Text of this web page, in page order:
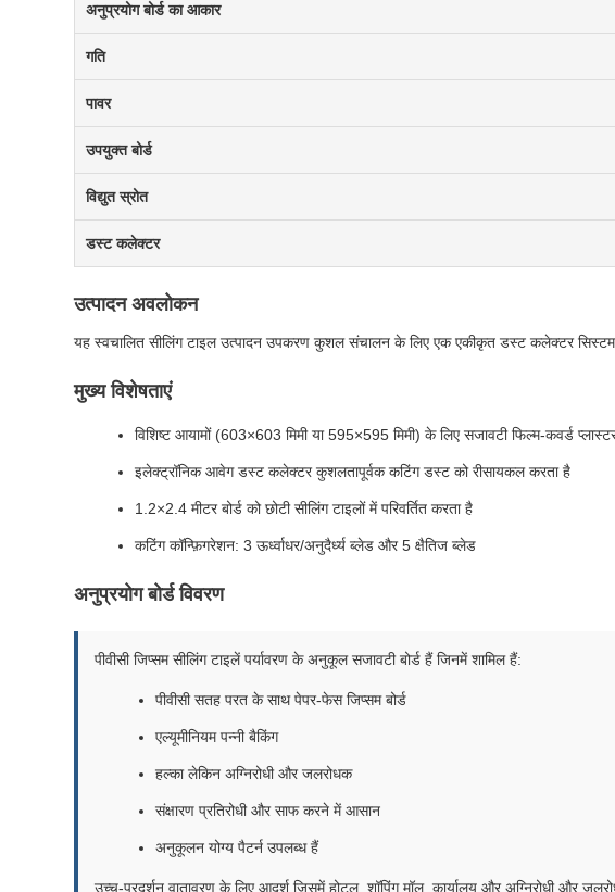
अनुप्रयोग बोर्ड का आकार
गति
पावर
उपयुक्त बोर्ड
विद्युत स्रोत
डस्ट कलेक्टर
उत्पादन अवलोकन
यह स्वचालित सीलिंग टाइल उत्पादन उपकरण कुशल संचालन के लिए एक एकीकृत डस्ट कलेक्टर सिस्टम
मुख्य विशेषताएं
विशिष्ट आयामों (603×603 मिमी या 595×595 मिमी) के लिए सजावटी फिल्म-कवर्ड
इलेक्ट्रॉनिक आवेग डस्ट कलेक्टर कुशलतापूर्वक कटिंग डस्ट को रीसायकल करता है
1.2×2.4 मीटर बोर्ड को छोटी सीलिंग टाइलों में परिवर्तित करता है
कटिंग कॉन्फ़िगरेशन: 3 ऊर्ध्वाधर/अनुदैर्ध्य ब्लेड और 5 क्षैतिज ब्लेड
अनुप्रयोग बोर्ड विवरण
पीवीसी जिप्सम सीलिंग टाइलें पर्यावरण के अनुकूल सजावटी बोर्ड हैं जिनमें शामिल हैं:
पीवीसी सतह परत के साथ पेपर-फेस जिप्सम बोर्ड
एल्यूमीनियम पन्नी बैकिंग
हल्का लेकिन अग्निरोधी और जलरोधक
संक्षारण प्रतिरोधी और साफ करने में आसान
अनुकूलन योग्य पैटर्न उपलब्ध हैं
उच्च-प्रदर्शन वातावरण के लिए आदर्श जिसमें होटल, शॉपिंग मॉल, कार्यालय और अग्निरोधी और